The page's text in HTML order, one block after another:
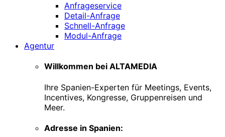
Anfrageservice
Detail-Anfrage
Schnell-Anfrage
Modul-Anfrage
Agentur
Willkommen bei ALTAMEDIA
Ihre Spanien-Experten für Meetings, Events,
Incentives, Kongresse, Gruppenreisen und
Meer.
Adresse in Spanien: